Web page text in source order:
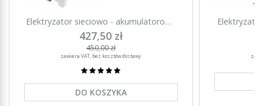
Elektryzator sieciowo - akumulatorowy
AGRI 2500 - 3,1 J
427,50 zł
450,00 zł
zawiera VAT, bez kosztów dostawy
DO KOSZYKA